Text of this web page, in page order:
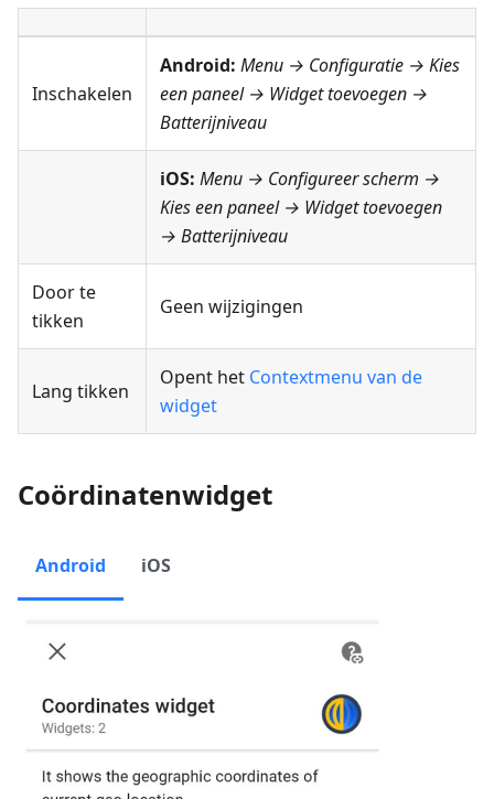
Inschakelen
Android: Menu → Configuratie → Kies
een paneel → Widget toevoegen →
Batterijniveau
iOS: Menu → Configureer scherm →
Kies een paneel → Widget toevoegen
→ Batterijniveau
Door te
tikken
Geen wijzigingen
Lang tikken
Opent het Contextmenu van de
widget
Coördinatenwidget
Android iOS